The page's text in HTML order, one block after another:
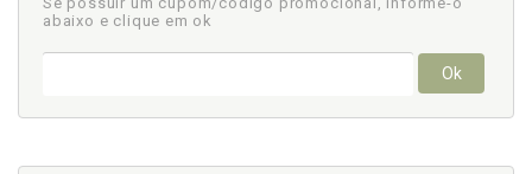
abaixo e clique em ok
Ok